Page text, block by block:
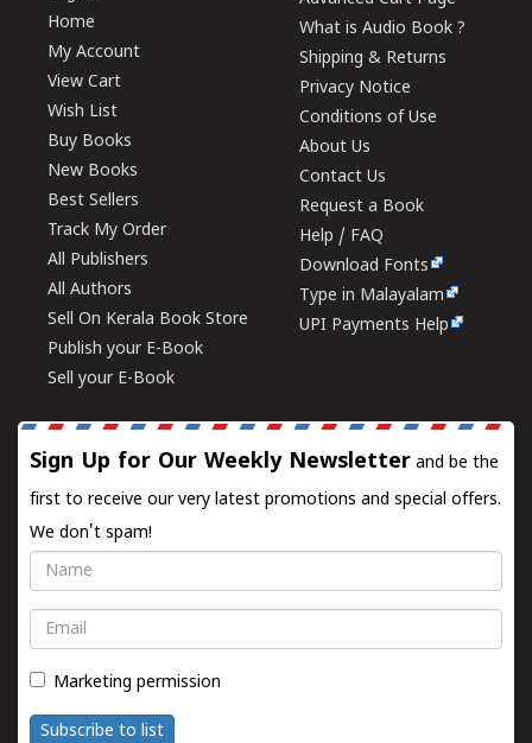
Home
My Account
View Cart
Wish List
Buy Books
New Books
Best Sellers
Track My Order
All Publishers
All Authors
Sell On Kerala Book Store
Publish your E-Book
Sell your E-Book
What is Audio Book ?
Shipping & Returns
Privacy Notice
Conditions of Use
About Us
Contact Us
Request a Book
Help / FAQ
Download Fonts
Type in Malayalam
UPI Payments Help
Sign Up for Our Weekly Newsletter and be the
first to receive our very latest promotions and special offers.
We don't spam!
Name
Email
Marketing permission
Subscribe to list